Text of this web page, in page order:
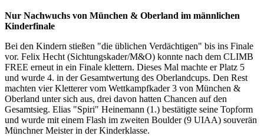
Nur Nachwuchs von München & Oberland im männlichen
Kinderfinale
Bei den Kindern stießen "die üblichen Verdächtigen" bis ins Finale
vor. Felix Hecht (Sichtungskader/M&O) konnte nach dem CLIMB
FREE erneut in ein Finale klettern. Dieses Mal machte er Platz 5
und wurde 4. in der Gesamtwertung des Oberlandcups. Den Rest
machten vier Kletterer vom Wettkampfkader 3 von München &
Oberland unter sich aus, drei davon hatten Chancen auf den
Gesamtsieg. Elias "Spiri" Heinemann (1.) bestätigte seine Topform
und wurde mit einem Flash im zweiten Boulder (9 UIAA) souverän
Münchner Meister in der Kinderklasse.